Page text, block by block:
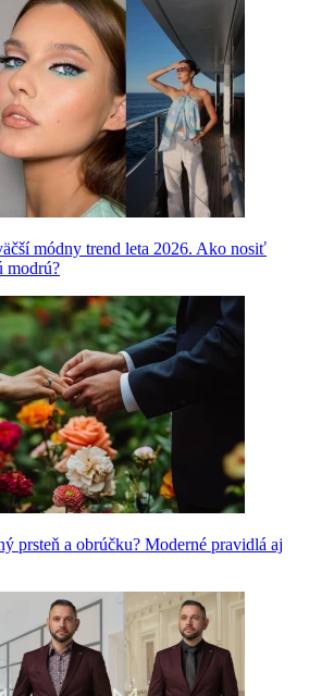
módny trend leta 2026. Ako nosiť
modrú?
prsteň a obrúčku? Moderné pravidlá aj